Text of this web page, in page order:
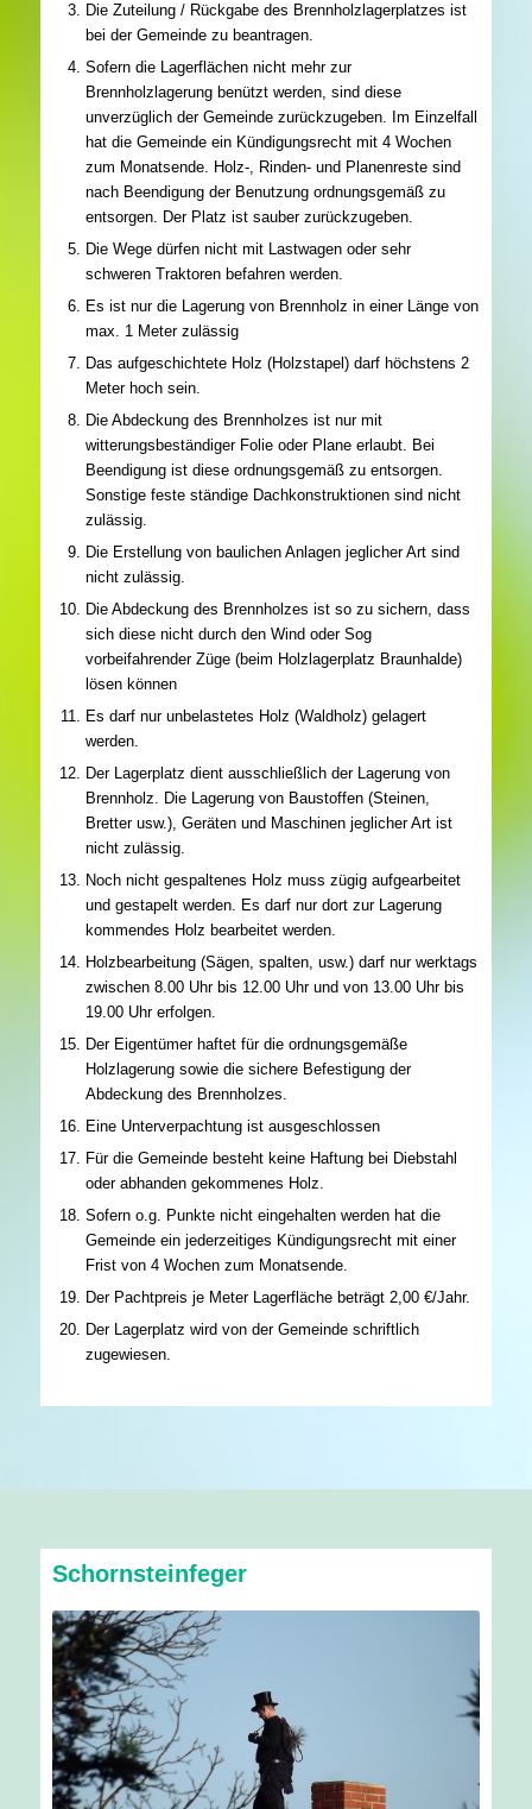
Die Zuteilung / Rückgabe des Brennholzlagerplatzes ist
bei der Gemeinde zu beantragen.
Sofern die Lagerflächen nicht mehr zur
Brennholzlagerung benützt werden, sind diese
unverzüglich der Gemeinde zurückzugeben. Im Einzelfall
hat die Gemeinde ein Kündigungsrecht mit 4 Wochen
zum Monatsende. Holz-, Rinden- und Planenreste sind
nach Beendigung der Benutzung ordnungsgemäß zu
entsorgen. Der Platz ist sauber zurückzugeben.
Die Wege dürfen nicht mit Lastwagen oder sehr
schweren Traktoren befahren werden.
Es ist nur die Lagerung von Brennholz in einer Länge von
max. 1 Meter zulässig
Das aufgeschichtete Holz (Holzstapel) darf höchstens 2
Meter hoch sein.
Die Abdeckung des Brennholzes ist nur mit
witterungsbeständiger Folie oder Plane erlaubt. Bei
Beendigung ist diese ordnungsgemäß zu entsorgen.
Sonstige feste ständige Dachkonstruktionen sind nicht
zulässig.
Die Erstellung von baulichen Anlagen jeglicher Art sind
nicht zulässig.
Die Abdeckung des Brennholzes ist so zu sichern, dass
sich diese nicht durch den Wind oder Sog
vorbeifahrender Züge (beim Holzlagerplatz Braunhalde)
lösen können
Es darf nur unbelastetes Holz (Waldholz) gelagert
werden.
Der Lagerplatz dient ausschließlich der Lagerung von
Brennholz. Die Lagerung von Baustoffen (Steinen,
Bretter usw.), Geräten und Maschinen jeglicher Art ist
nicht zulässig.
Noch nicht gespaltenes Holz muss zügig aufgearbeitet
und gestapelt werden. Es darf nur dort zur Lagerung
kommendes Holz bearbeitet werden.
Holzbearbeitung (Sägen, spalten, usw.) darf nur werktags
zwischen 8.00 Uhr bis 12.00 Uhr und von 13.00 Uhr bis
19.00 Uhr erfolgen.
Der Eigentümer haftet für die ordnungsgemäße
Holzlagerung sowie die sichere Befestigung der
Abdeckung des Brennholzes.
Eine Unterverpachtung ist ausgeschlossen
Für die Gemeinde besteht keine Haftung bei Diebstahl
oder abhanden gekommenes Holz.
Sofern o.g. Punkte nicht eingehalten werden hat die
Gemeinde ein jederzeitiges Kündigungsrecht mit einer
Frist von 4 Wochen zum Monatsende.
Der Pachtpreis je Meter Lagerfläche beträgt 2,00 €/Jahr.
Der Lagerplatz wird von der Gemeinde schriftlich
zugewiesen.
Schornsteinfeger